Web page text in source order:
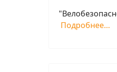
Подробнее…